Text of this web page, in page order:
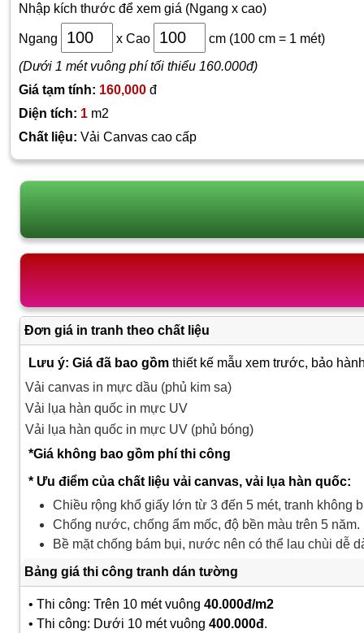
Nhập kích thước để xem giá (Ngang x cao)
Ngang x Cao cm (100 cm = 1 mét)
(Dưới 1 mét vuông phí tối thiểu 160.000đ)
Giá tạm tính: 160,000 đ
Diện tích: 1 m2
Chất liệu: Vải Canvas cao cấp
Đơn giá in tranh theo chất liệu
Lưu ý: Giá đã bao gồmthiết kế mẫu xem trước, bảo
Vải canvas in mực dầu (phủ kim sa)
Vải lụa hàn quốc in mực UV
Vải lụa hàn quốc in mực UV (phủ bóng)
*Giá không bao gồm phí thi công
* Ưu điểm của chất liệu vải canvas, vải lụa hàn quốc:
Chiều rộng khổ giấy lớn từ 3 đến 5 mét, tranh không
Chống nước, chống ẩm mốc, độ bền màu trên 5 năm.
Bề mặt chống bám bụi, nước nên có thể lau chùi dễ
Bảng giá thi công tranh dán tường
• Thi công: Trên 10 mét vuông 40.000đ/m2
• Thi công: Dưới 10 mét vuông 400.000đ.